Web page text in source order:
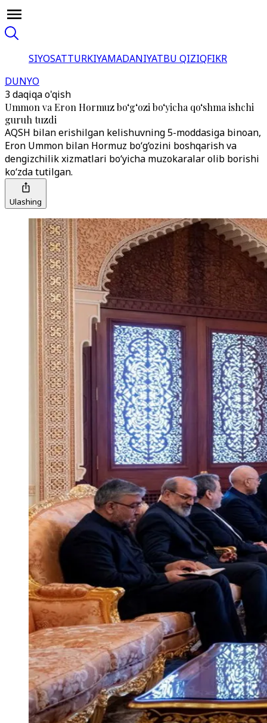
SIYOSATTURKIYAMADANIYATBU QIZIQFIKR
DUNYO
3 daqiqa o'qish
Ummon va Eron Hormuz bo‘g‘ozi bo‘yicha qo‘shma ishchi
guruh tuzdi
AQSH bilan erishilgan kelishuvning 5-moddasiga binoan,
Eron Ummon bilan Hormuz bo‘g‘ozini boshqarish va
dengizchilik xizmatlari bo‘yicha muzokaralar olib borishi
ko‘zda tutilgan.
Ulashing